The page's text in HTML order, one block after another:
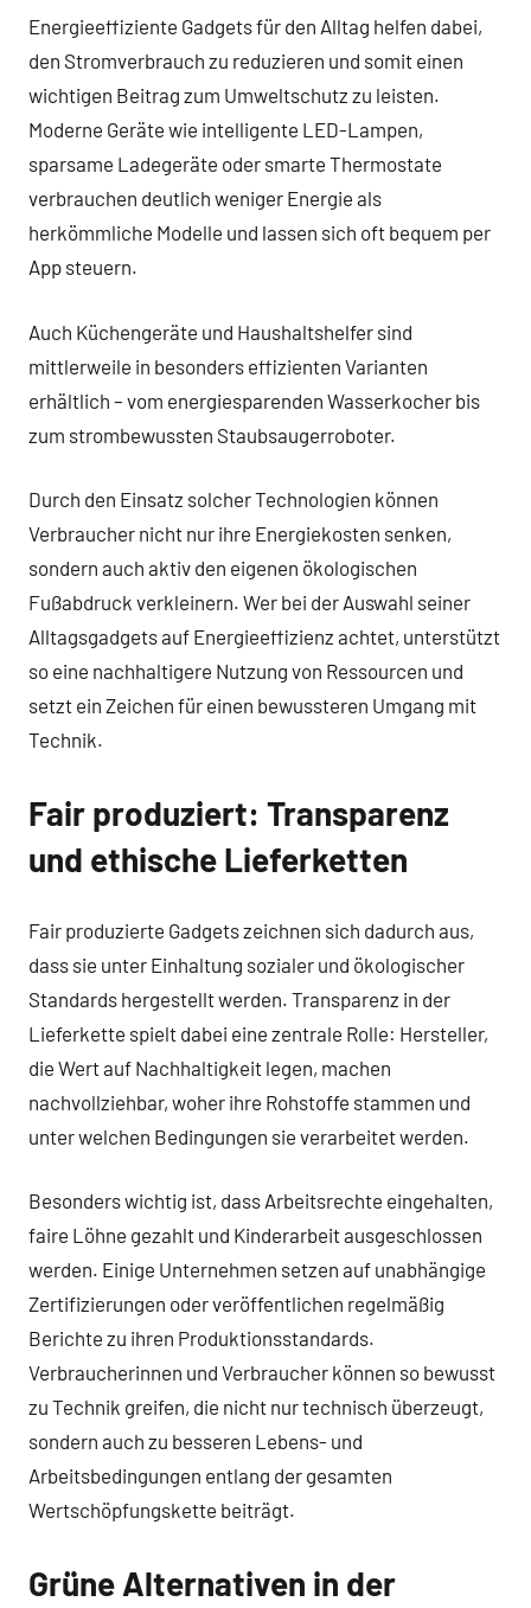
Energieeffiziente Gadgets für den Alltag helfen dabei,
den Stromverbrauch zu reduzieren und somit einen
wichtigen Beitrag zum Umweltschutz zu leisten.
Moderne Geräte wie intelligente LED-Lampen,
sparsame Ladegeräte oder smarte Thermostate
verbrauchen deutlich weniger Energie als
herkömmliche Modelle und lassen sich oft bequem per
App steuern.
Auch Küchengeräte und Haushaltshelfer sind
mittlerweile in besonders effizienten Varianten
erhältlich – vom energiesparenden Wasserkocher bis
zum strombewussten Staubsaugerroboter.
Durch den Einsatz solcher Technologien können
Verbraucher nicht nur ihre Energiekosten senken,
sondern auch aktiv den eigenen ökologischen
Fußabdruck verkleinern. Wer bei der Auswahl seiner
Alltagsgadgets auf Energieeffizienz achtet, unterstützt
so eine nachhaltigere Nutzung von Ressourcen und
setzt ein Zeichen für einen bewussteren Umgang mit
Technik.
Fair produziert: Transparenz
und ethische Lieferketten
Fair produzierte Gadgets zeichnen sich dadurch aus,
dass sie unter Einhaltung sozialer und ökologischer
Standards hergestellt werden. Transparenz in der
Lieferkette spielt dabei eine zentrale Rolle: Hersteller,
die Wert auf Nachhaltigkeit legen, machen
nachvollziehbar, woher ihre Rohstoffe stammen und
unter welchen Bedingungen sie verarbeitet werden.
Besonders wichtig ist, dass Arbeitsrechte eingehalten,
faire Löhne gezahlt und Kinderarbeit ausgeschlossen
werden. Einige Unternehmen setzen auf unabhängige
Zertifizierungen oder veröffentlichen regelmäßig
Berichte zu ihren Produktionsstandards.
Verbraucherinnen und Verbraucher können so bewusst
zu Technik greifen, die nicht nur technisch überzeugt,
sondern auch zu besseren Lebens- und
Arbeitsbedingungen entlang der gesamten
Wertschöpfungskette beiträgt.
Grüne Alternativen in der